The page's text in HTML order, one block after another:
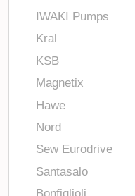
IWAKI Pumps
Kral
KSB
Magnetix
Hawe
Nord
Sew Eurodrive
Santasalo